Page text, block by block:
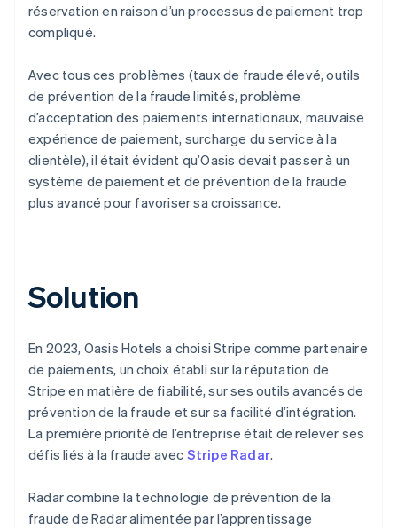
réservation en raison d’un processus de paiement trop
compliqué.
Avec tous ces problèmes (taux de fraude élevé, outils
de prévention de la fraude limités, problème
d’acceptation des paiements internationaux, mauvaise
expérience de paiement, surcharge du service à la
clientèle), il était évident qu’Oasis devait passer à un
système de paiement et de prévention de la fraude
plus avancé pour favoriser sa croissance.
Solution
En 2023, Oasis Hotels a choisi Stripe comme partenaire
de paiements, un choix établi sur la réputation de
Stripe en matière de fiabilité, sur ses outils avancés de
prévention de la fraude et sur sa facilité d’intégration.
La première priorité de l’entreprise était de relever ses
défis liés à la fraude avec Stripe Radar.
Radar combine la technologie de prévention de la
fraude de Radar alimentée par l’apprentissage